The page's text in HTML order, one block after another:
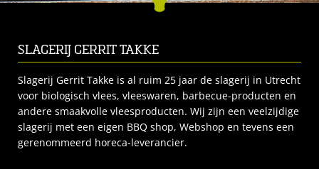
SLAGERIJ GERRIT TAKKE
Slagerij Gerrit Takke is al ruim 25 jaar de slagerij in Utrecht
voor biologisch vlees, vleeswaren, barbecue-producten en
andere smaakvolle vleesproducten. Wij zijn een veelzijdige
slagerij met een eigen BBQ shop, Webshop en tevens een
gerenommeerd horeca-leverancier.